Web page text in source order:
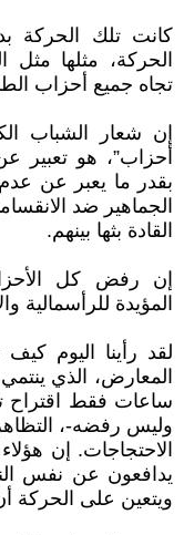
كانت تلك الحركة
الحركة، مثلها مثل
تجاه جميع أحزاب
إن شعار الشباب
أحزاب”، هو تعبير
بقدر ما يعبر عن
الجماهير ضد
القادة بثها بينهم.
إن رفض كل
المؤيدة للرأسمالية
لقد رأينا اليوم
المعارض، الذي
ساعات فقط اقتراح
وليس رفضه-،
الاحتجاجات. إن
يدافعون عن نفس
ويتعين على الحركة